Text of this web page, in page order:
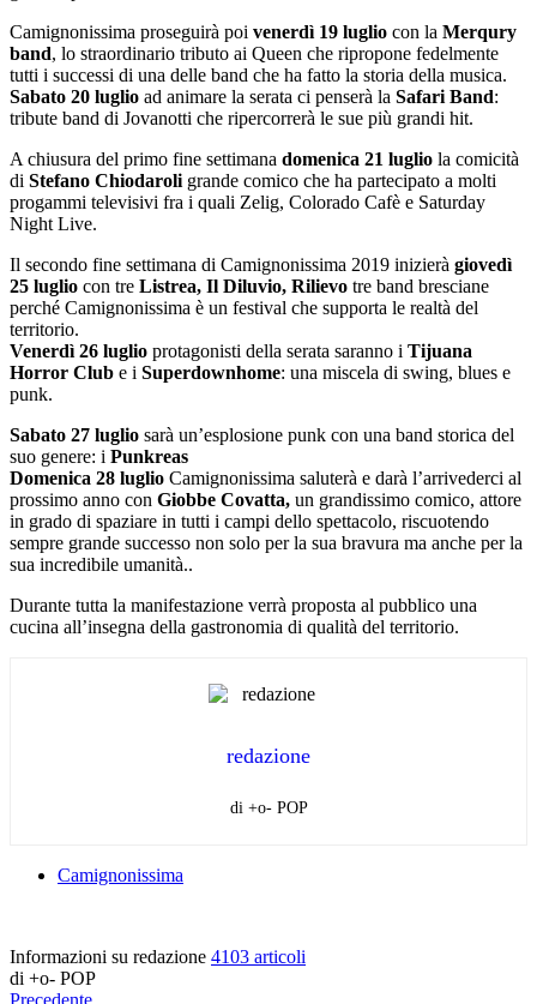
Camignonissima proseguirà poi venerdì 19 luglio con la Merqury
band, lo straordinario tributo ai Queen che ripropone fedelmente
tutti i successi di una delle band che ha fatto la storia della musica.
Sabato 20 luglio ad animare la serata ci penserà la Safari Band:
tribute band di Jovanotti che ripercorrerà le sue più grandi hit.
A chiusura del primo fine settimana domenica 21 luglio la comicità
di Stefano Chiodaroli grande comico che ha partecipato a molti
progammi televisivi fra i quali Zelig, Colorado Cafè e Saturday
Night Live.
Il secondo fine settimana di Camignonissima 2019 inizierà giovedì
25 luglio con tre Listrea, Il Diluvio, Rilievo tre band bresciane
perché Camignonissima è un festival che supporta le realtà del
territorio.
Venerdì 26 luglio protagonisti della serata saranno i Tijuana
Horror Club e i Superdownhome: una miscela di swing, blues e
punk.
Sabato 27 luglio sarà un’esplosione punk con una band storica del
suo genere: i Punkreas
Domenica 28 luglio Camignonissima saluterà e darà l’arrivederci al
prossimo anno con Giobbe Covatta, un grandissimo comico, attore
in grado di spaziare in tutti i campi dello spettacolo, riscuotendo
sempre grande successo non solo per la sua bravura ma anche per la
sua incredibile umanità..
Durante tutta la manifestazione verrà proposta al pubblico una
cucina all’insegna della gastronomia di qualità del territorio.
redazione
di +o- POP
Camignonissima
Informazioni su redazione 4103 articoli
di +o- POP